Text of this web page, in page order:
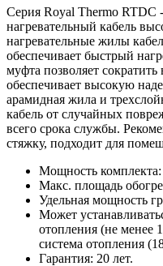
Серия Royal Thermo RTDC
нагревательный кабель
нагревательные жилы
обеспечивает быстрый
муфта позволяет
обеспечивает высокую
арамидная жила и
кабель от случайных
всего срока службы.
стяжку, подходит для
Мощность комплекта:
Макс. площадь
Удельная мощность
Может
отопления (не менее
система отопления
Гарантия: 20 лет.